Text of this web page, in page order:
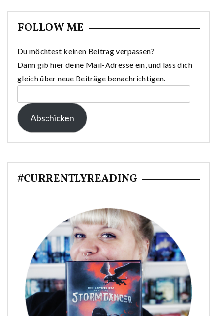
FOLLOW ME
Du möchtest keinen Beitrag verpassen?
Dann gib hier deine Mail-Adresse ein, und lass dich
gleich über neue Beiträge benachrichtigen.
Mail-
Adresse:
Abschicken
#CURRENTLYREADING